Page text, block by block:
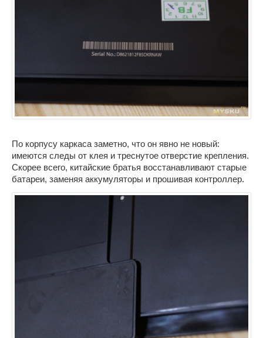
По корпусу каркаса заметно, что он явно не новый:
имеются следы от клея и треснутое отверстие крепления.
Скорее всего, китайские братья восстанавливают старые
батареи, заменяя аккумуляторы и прошивая контроллер.